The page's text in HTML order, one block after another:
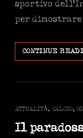
sportivo
per dimostrare
CONTINUE
CAT
LINKS
ATTUALITÀ, CALCIO,
Il